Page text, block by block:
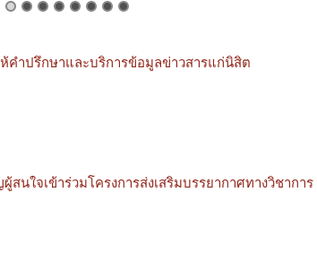
คำปรึกษาและบริการข้อมูลข่าวสารแก่นิสิต
นใจเข้าร่วมโครงการส่งเสริมบรรยากาศทางวิชาการ